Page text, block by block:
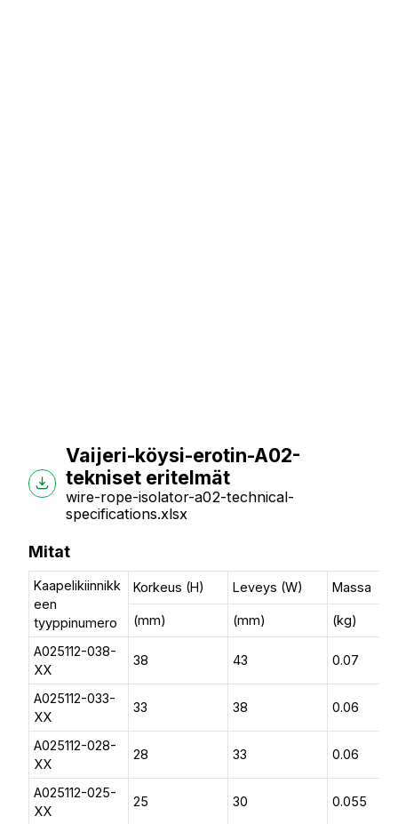
Vaijeri-köysi-erotin-A02-
tekniset eritelmät
wire-rope-isolator-a02-technical-
specifications.xlsx
Mitat
Kaapelikiinnikk
een
tyyppinumero
Korkeus (H) Leveys (W) Massa
(mm) (mm) (kg)
A025112-038-
XX
38 43 0.07
A025112-033-
XX
33 38 0.06
A025112-028-
XX
28 33 0.06
A025112-025-
XX
25 30 0.055